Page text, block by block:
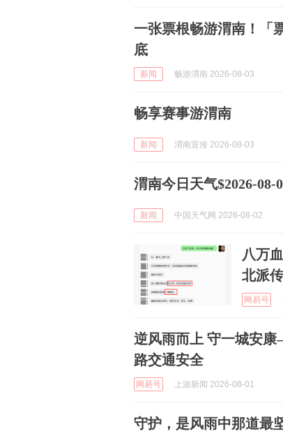
一张票根畅游渭南！「
底
新闻 畅游渭南 2026-08-03
畅享赛事游渭南
新闻 渭南宣传 2026-08-03
渭南今日天气$2026-08-
新闻 中国天气网 2026-08-02
八万
北派
网易号
逆风雨而上 守一城安
路交通安全
网易号 上游新闻 2026-08-01
守护，是风雨中那道